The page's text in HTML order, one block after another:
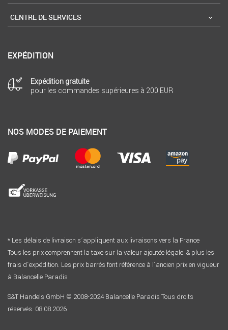
CENTRE DE SERVICES
EXPÉDITION
Expédition gratuite
pour les commandes supérieures à 200 EUR
NOS MODES DE PAIEMENT
* Les délais de livraison s´appliquent aux livraisons vers la France
Tous les prix comprennent la taxe sur la valeur ajoutée légale. & plus les
frais d´expédition. Les prix barrés font référence à l´ancien prix en vigueur
à Balancelle Paradis
S&T Handels GmbH © 2008-2024 Balancelle Paradis Tous droits
réservés. 08.08.2026